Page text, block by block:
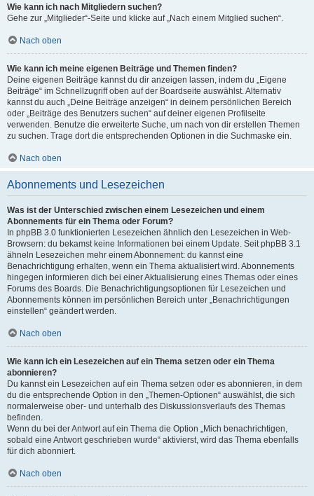
Wie kann ich nach Mitgliedern suchen?
Gehe zur „Mitglieder“-Seite und klicke auf „Nach einem Mitglied suchen“.
Nach oben
Wie kann ich meine eigenen Beiträge und Themen finden?
Deine eigenen Beiträge kannst du dir anzeigen lassen, indem du „Eigene
Beiträge“ im Schnellzugriff oben auf der Boardseite auswählst. Alternativ
kannst du auch „Deine Beiträge anzeigen“ in deinem persönlichen Bereich
oder „Beiträge des Benutzers suchen“ auf deiner eigenen Profilseite
verwenden. Benutze die erweiterte Suche, um nach von dir erstellen Themen
zu suchen. Trage dort die entsprechenden Optionen in die Suchmaske ein.
Nach oben
Abonnements und Lesezeichen
Was ist der Unterschied zwischen einem Lesezeichen und einem
Abonnements für ein Thema oder Forum?
In phpBB 3.0 funktionierten Lesezeichen ähnlich den Lesezeichen in Web-
Browsern: du bekamst keine Informationen bei einem Update. Seit phpBB 3.1
ähneln Lesezeichen mehr einem Abonnement: du kannst eine
Benachrichtigung erhalten, wenn ein Thema aktualisiert wird. Abonnements
hingegen informieren dich bei einer Aktualisierung eines Themas oder eines
Forums des Boards. Die Benachrichtigungsoptionen für Lesezeichen und
Abonnements können im persönlichen Bereich unter „Benachrichtigungen
einstellen“ geändert werden.
Nach oben
Wie kann ich ein Lesezeichen auf ein Thema setzen oder ein Thema
abonnieren?
Du kannst ein Lesezeichen auf ein Thema setzen oder es abonnieren, in dem
du die entsprechende Option in den „Themen-Optionen“ auswählst, die sich
normalerweise ober- und unterhalb des Diskussionsverlaufs des Themas
befinden.
Wenn du bei der Antwort auf ein Thema die Option „Mich benachrichtigen,
sobald eine Antwort geschrieben wurde“ aktivierst, wird das Thema ebenfalls
für dich abonniert.
Nach oben